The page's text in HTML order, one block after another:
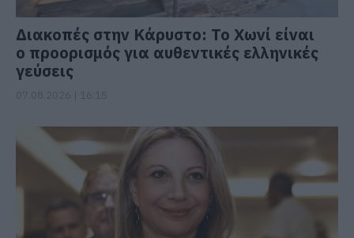
Διακοπές στην Κάρυστο: Το Χωνί είναι
ο προορισμός για αυθεντικές ελληνικές
γεύσεις